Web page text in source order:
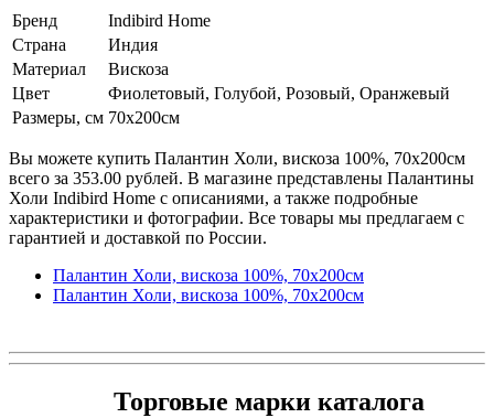
Бренд
Indibird Home
Страна
Индия
Материал
Вискоза
Цвет
Фиолетовый, Голубой, Розовый, Оранжевый
Размеры, см 70х200см
Вы можете купить Палантин Холи, вискоза 100%, 70х200см
всего за 353.00 рублей. В магазине представлены Палантины
Холи Indibird Home с описаниями, а также подробные
характеристики и фотографии. Все товары мы предлагаем с
гарантией и доставкой по России.
Палантин Холи, вискоза 100%, 70х200см
Палантин Холи, вискоза 100%, 70х200см
Торговые марки каталога